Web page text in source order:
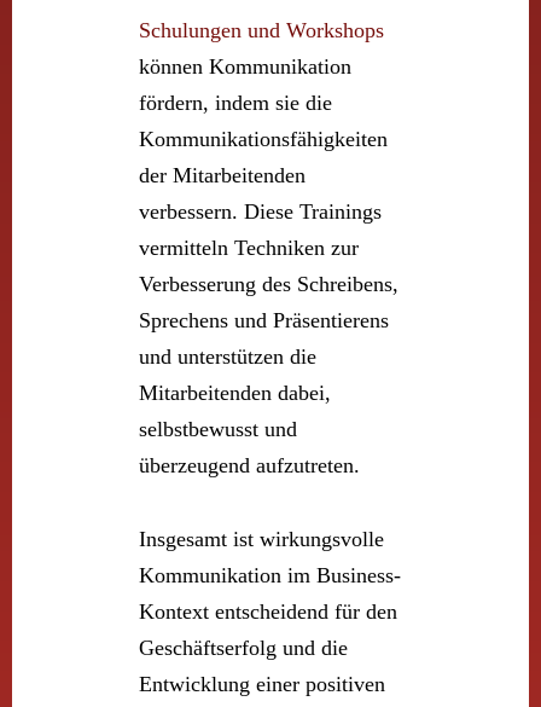
Schulungen und Workshops
können Kommunikation
fördern, indem sie die
Kommunikationsfähigkeiten
der Mitarbeitenden
verbessern. Diese Trainings
vermitteln Techniken zur
Verbesserung des Schreibens,
Sprechens und Präsentierens
und unterstützen die
Mitarbeitenden dabei,
selbstbewusst und
überzeugend aufzutreten.
Insgesamt ist wirkungsvolle
Kommunikation im Business-
Kontext entscheidend für den
Geschäftserfolg und die
Entwicklung einer positiven